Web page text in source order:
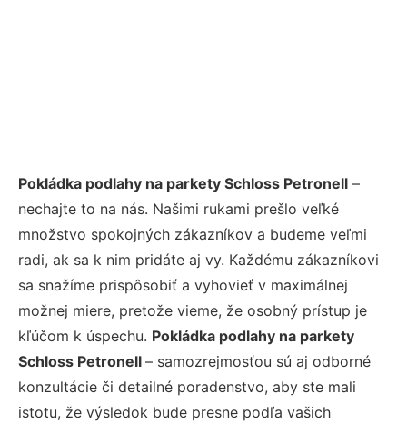
Pokládka podlahy na parkety Schloss Petronell –
nechajte to na nás. Našimi rukami prešlo veľké
množstvo spokojných zákazníkov a budeme veľmi
radi, ak sa k nim pridáte aj vy. Každému zákazníkovi
sa snažíme prispôsobiť a vyhovieť v maximálnej
možnej miere, pretože vieme, že osobný prístup je
kľúčom k úspechu. Pokládka podlahy na parkety
Schloss Petronell – samozrejmosťou sú aj odborné
konzultácie či detailné poradenstvo, aby ste mali
istotu, že výsledok bude presne podľa vašich